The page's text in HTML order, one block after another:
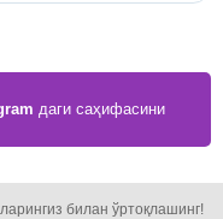
даги саҳифасини
билан ўртоқлашинг!